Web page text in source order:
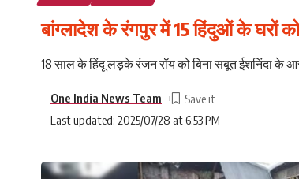
बांग्लादेश के रंगपुर में 15 हिंदुओं के घरों
18 साल के हिंदू लड़के रंजन रॉय को बिना सबूत ईशनिंदा के
Last updated: 2025/07/28 at 6:53 PM
One India News Team